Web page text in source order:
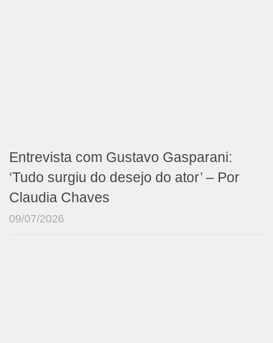
Entrevista com Gustavo Gasparani:
‘Tudo surgiu do desejo do ator’ – Por
Claudia Chaves
09/07/2026